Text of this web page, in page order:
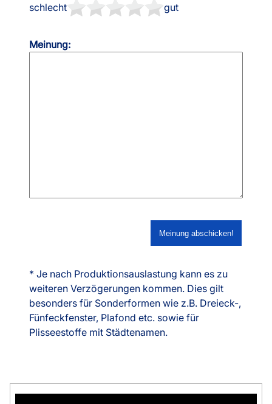
schlecht
gut
Meinung:
* Je nach Produktionsauslastung kann es zu
weiteren Verzögerungen kommen. Dies gilt
besonders für Sonderformen wie z.B. Dreieck-,
Fünfeckfenster, Plafond etc. sowie für
Plisseestoffe mit Städtenamen.